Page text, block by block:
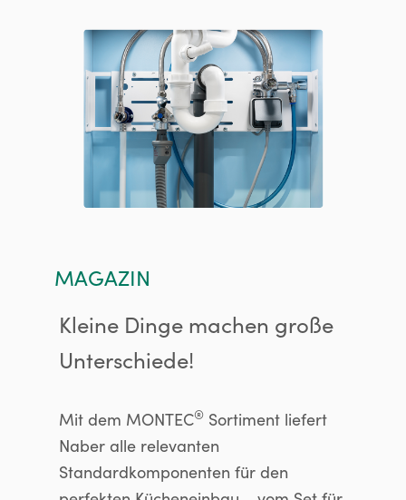
MAGAZIN
Kleine Dinge machen große
Unterschiede!
Mit dem MONTEC® Sortiment liefert
Naber alle relevanten
Standardkomponenten für den